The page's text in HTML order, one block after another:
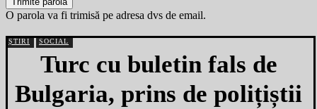
O parola va fi trimisă pe adresa dvs de email.
ȘTIRI SOCIAL
Turc cu buletin fals de
Bulgaria, prins de polițiștii